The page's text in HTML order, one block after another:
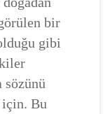
bir
gibi
Bu